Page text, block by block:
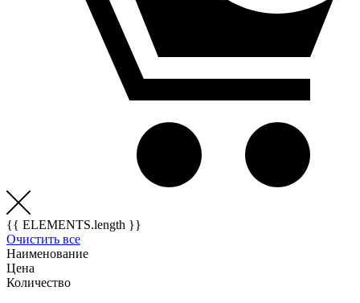
{{ ELEMENTS.length }}
Очистить все
Наименование
Цена
Количество